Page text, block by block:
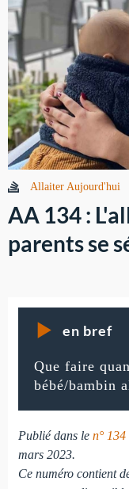
Allaiter Aujourd'hui
AA 134 :
parents se
en bref
Que faire
bébé/bambin
Publié dans le n°
mars 2023.
Ce numéro contient